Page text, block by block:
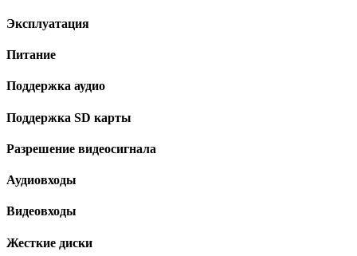
Эксплуатация
Питание
Поддержка аудио
Поддержка SD карты
Разрешение видеосигнала
Аудиовходы
Видеовходы
Жесткие диски